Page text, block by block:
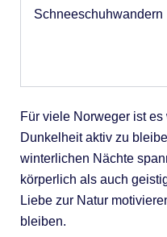
Schneeschuhwandern
Für viele Norweger ist
Dunkelheit aktiv zu
winterlichen Nächte
körperlich als auch
Liebe zur Natur
bleiben.